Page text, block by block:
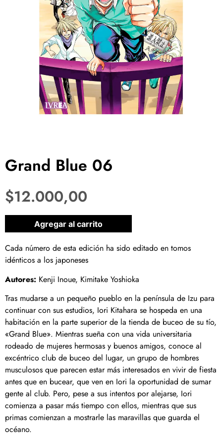
Grand Blue 06
$12.000,00
1 disponibles
Agregar al carrito
Cada número de esta edición ha sido editado en tomos
idénticos a los japoneses
Autores: Kenji Inoue, Kimitake Yoshioka
Tras mudarse a un pequeño pueblo en la península de Izu para
continuar con sus estudios, Iori Kitahara se hospeda en una
habitación en la parte superior de la tienda de buceo de su tío,
«Grand Blue». Mientras sueña con una vida universitaria
rodeado de mujeres hermosas y buenos amigos, conoce al
excéntrico club de buceo del lugar, un grupo de hombres
musculosos que parecen estar más interesados en vivir de fiesta
antes que en bucear, que ven en Iori la oportunidad de sumar
gente al club. Pero, pese a sus intentos por alejarse, Iori
comienza a pasar más tiempo con ellos, mientras que sus
primas comienzan a mostrarle las maravillas que guarda el
océano.